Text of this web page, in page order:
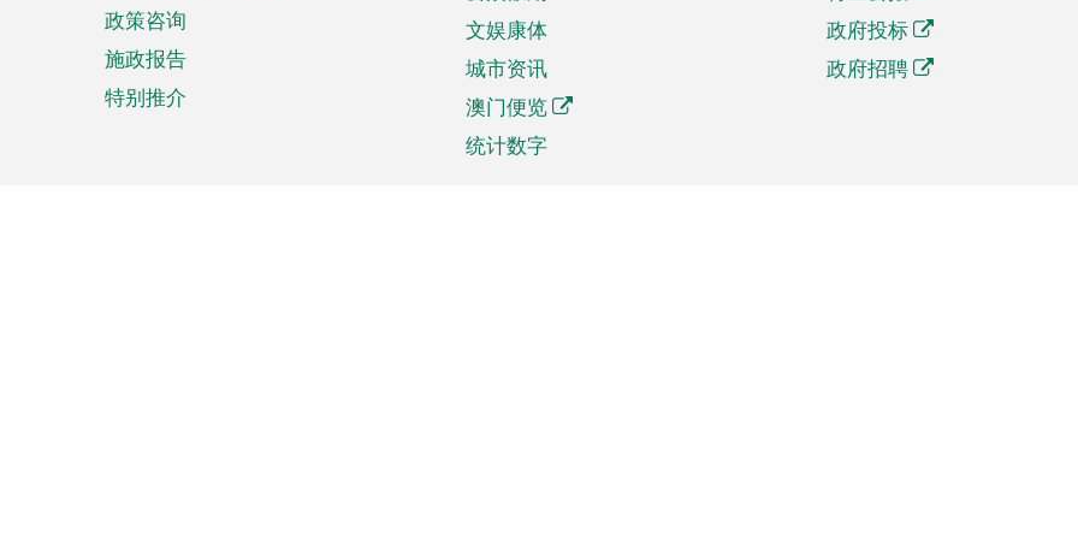
政策咨询
施政报告
特别推介
文娱康体
城市资讯
澳门便览
统计数字
政府投标
政府招聘